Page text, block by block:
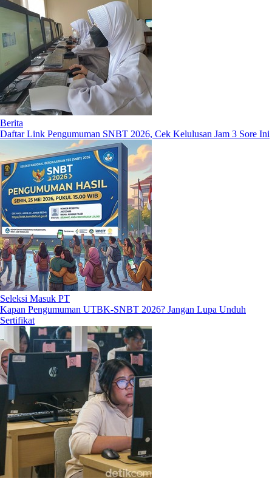
Berita
Daftar Link Pengumuman SNBT 2026, Cek Kelulusan Jam 3 Sore Ini
Seleksi Masuk PT
Kapan Pengumuman UTBK-SNBT 2026? Jangan Lupa Unduh
Sertifikat